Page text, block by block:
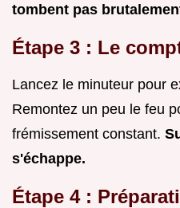
tombent pas
Étape 3 : Le
Lancez le minuteur pour
Remontez un peu le feu
frémissement constant.
s'échappe.
Étape 4 :